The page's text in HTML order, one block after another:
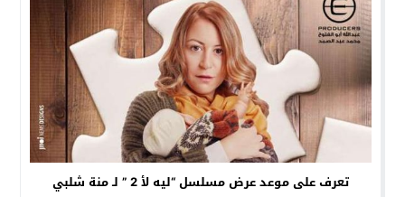
تعرف على موعد عرض مسلسل “ليه لأ 2 ” لـ منة شلبي